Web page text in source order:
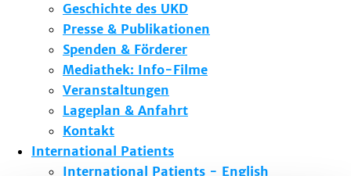
Geschichte des UKD
Presse & Publikationen
Spenden & Förderer
Mediathek: Info-Filme
Veranstaltungen
Lageplan & Anfahrt
Kontakt
International Patients
International Patients - English